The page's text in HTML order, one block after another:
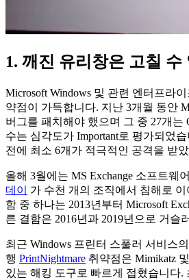
1. 깨진 유리창은 고칠 수
Microsoft Windows 및 관련 엔터프라
약점이 가득합니다. 지난 3개월 동안
버그를 패치해야 했으며 그 중 27개는
수는 심각도가 Important로 평가되었
전에 최소 6개가 적극적인 공격을 받
올해 3월에는 MS Exchange 소프트웨
데이
가 수천 개의 조직에서 침해로
함 중 하나는 2013년부터 Microsoft
른 결함은 2016년과 2019년으로 거슬
최근 Windows 프린터 스풀러 서비스
행 PrintNightmare 취약점은 Mimikatz
있는 해킹 도구로 빠르게 접혔습니다.